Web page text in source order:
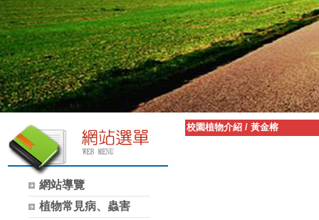
網站導覽
植物常見病、蟲害
校園植物介紹 / 黃金榕